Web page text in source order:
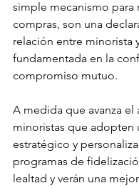
simple mecanismo para
compras, son una
relación entre minorista
fundamentada en la
compromiso mutuo.
A medida que avanza el
minoristas que adopten
estratégico y
programas de
lealtad y verán una